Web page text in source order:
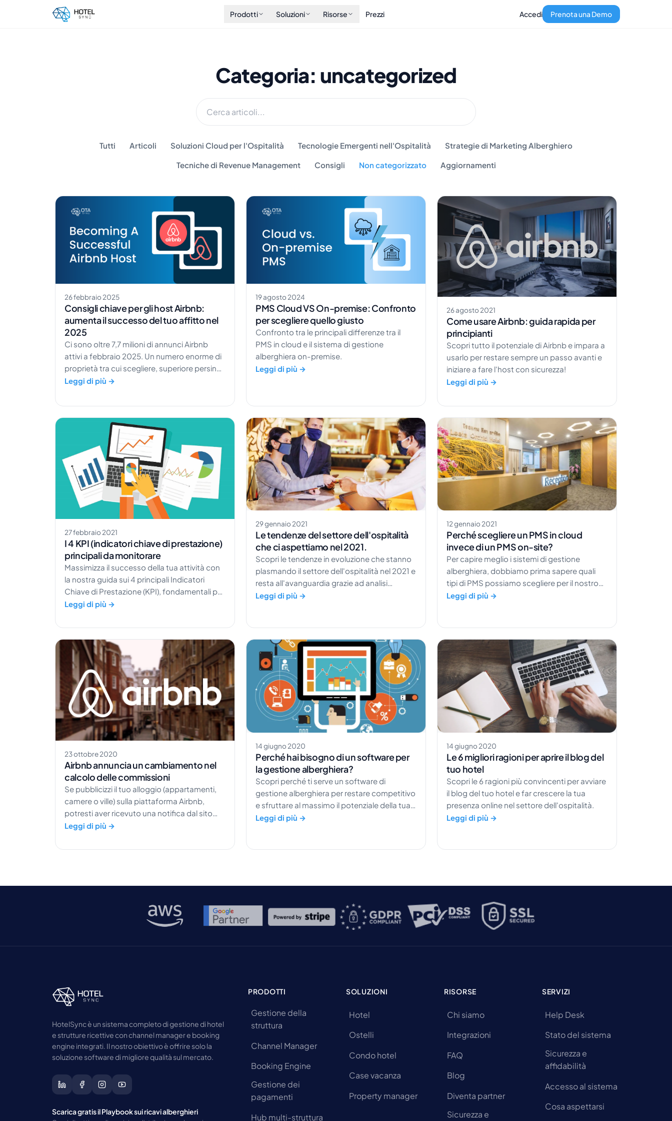
Prodotti Soluzioni Risorse Prezzi Accedi Prenota una Demo
Categoria: uncategorized
Tutti Articoli Soluzioni Cloud per l'Ospitalità Tecnologie Emergenti nell'Ospitalità Strategie di Marketing Alberghiero
Tecniche di Revenue Management Consigli Non categorizzato Aggiornamenti
26 febbraio 2025
Consigli chiave per gli host Airbnb:
aumenta il successo del tuo affitto nel
2025
Ci sono oltre 7,7 milioni di annunci Airbnb
attivi a febbraio 2025. Un numero enorme di
proprietà tra cui scegliere, superiore persino
alla popolazione di Hong Kong. Come
a numeri del genere? Sei nel posto giusto per
aumentare la visibilità della tua struttura. Con
Leggi di più →
19 agosto 2024
PMS Cloud VS On-premise: Confronto
per scegliere quello giusto
Confronto tra le principali differenze tra il
PMS in cloud e il sistema di gestione
alberghiera on-premise.
Leggi di più →
26 agosto 2021
Come usare Airbnb: guida rapida per
principianti
Scopri tutto il potenziale di Airbnb e impara a
usarlo per restare sempre un passo avanti e
iniziare a fare l'host con sicurezza!
Leggi di più →
27 febbraio 2021
I 4 KPI (indicatori chiave di prestazione)
principali da monitorare
Massimizza il successo della tua attività con
la nostra guida sui 4 principali Indicatori
Chiave di Prestazione (KPI), fondamentali per
il settore alberghiero.
Leggi di più →
29 gennaio 2021
Le tendenze del settore dell'ospitalità
che ci aspettiamo nel 2021.
Scopri le tendenze in evoluzione che stanno
plasmando il settore dell'ospitalità nel 2021 e
resta all'avanguardia grazie ad analisi
approfondite e visione strategica.
Leggi di più →
12 gennaio 2021
Perché scegliere un PMS in cloud
invece di un PMS on-site?
Per capire meglio i sistemi di gestione
alberghiera, dobbiamo prima sapere quali
tipi di PMS possiamo scegliere per il nostro
hotel. Da un lato abbiamo il tradizionale PMS
che deve essere installato in struttura su un
server locale […]
Leggi di più →
23 ottobre 2020
Airbnb annuncia un cambiamento nel
calcolo delle commissioni
Se pubblicizzi il tuo alloggio (appartamenti,
camere o ville) sulla piattaforma Airbnb,
potresti aver ricevuto una notifica dal sito
riguardo al cambiamento nella struttura della
questo? A partire dal 7.12.2020, Airbnb ha
Leggi di più →
14 giugno 2020
Perché hai bisogno di un software per
la gestione alberghiera?
Scopri perché ti serve un software di
gestione alberghiera per restare competitivo
e sfruttare al massimo il potenziale della tua
attività ricettiva.
Leggi di più →
14 giugno 2020
Le 6 migliori ragioni per aprire il blog del
tuo hotel
Scopri le 6 ragioni più convincenti per avviare
il blog del tuo hotel e far crescere la tua
presenza online nel settore dell'ospitalità.
Leggi di più →
HotelSync è un sistema completo di gestione di hotel
e strutture ricettive con channel manager e booking
engine integrati. Il nostro obiettivo è offrire solo la
soluzione software di migliore qualità sul mercato.
Scarica gratis il Playbook sui ricavi alberghieri
PRODOTTI
Gestione della
struttura
Channel Manager
Booking Engine
Gestione dei
pagamenti
Hub multi-struttura
SOLUZIONI
Hotel
Ostelli
Condo hotel
Case vacanza
Property manager
RISORSE
Chi siamo
Integrazioni
FAQ
Blog
Diventa partner
Sicurezza e
SERVIZI
Help Desk
Stato del sistema
Sicurezza e
affidabilità
Accesso al sistema
Cosa aspettarsi